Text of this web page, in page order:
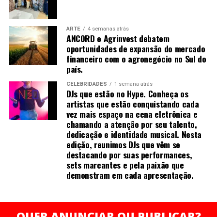
Preço de capa:
Preço e-book:
R$
Pré-lançamento: agosto de 2025
Lançamento:
agosto de 2025
https://www.instagram.com/mirellafrancomelo?
Com o apoio do governo estadual e as condições
favoráveis oferecidas, a Lightwall está pronta para fazer
uma diferença significativa na economia de Santa
Catarina.
Os próximos passos envolvem a conclusão dos detalhes
finais para a instalação da fábrica e o início das
operações, que prometem trazer novas oportunidades
de emprego e desenvolvimento econômico para a
região.
ARTE 4 semanas atrás
ANCORD e Agrinvest debatem
oportunidades de expansão do mercado
financeiro com o agronegócio no Sul do
país.
CELEBRIDADES 1 semana atrás
DJs que estão no Hype. Conheça os
artistas que estão conquistando cada
vez mais espaço na cena eletrônica e
chamando a atenção por seu talento,
dedicação e identidade musical. Nesta
edição, reunimos DJs que vêm se
destacando por suas performances,
sets marcantes e pela paixão que
demonstram em cada apresentação.